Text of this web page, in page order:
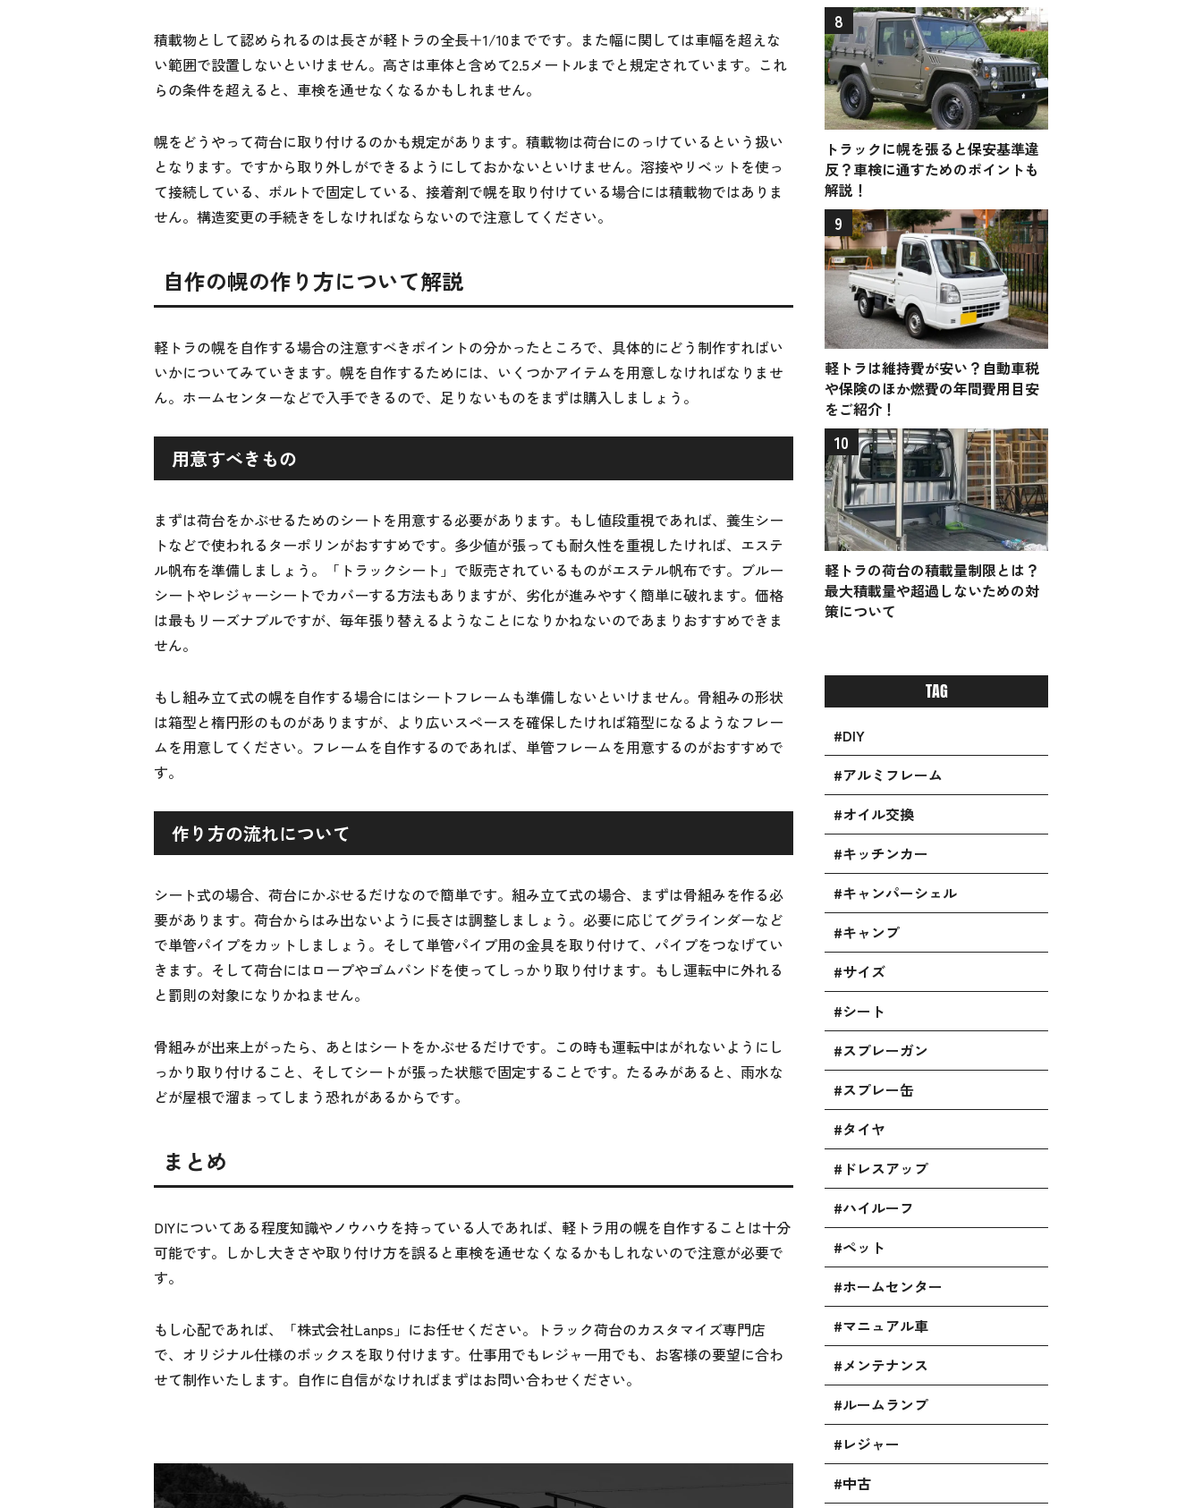
積載物として認められるのは長さが軽トラの全長＋1/10までです。また幅に関しては車幅を超えな
い範囲で設置しないといけません。高さは車体と含めて2.5メートルまでと規定されています。これ
らの条件を超えると、車検を通せなくなるかもしれません。
幌をどうやって荷台に取り付けるのかも規定があります。積載物は荷台にのっけているという扱い
となります。ですから取り外しができるようにしておかないといけません。溶接やリベットを使っ
て接続している、ボルトで固定している、接着剤で幌を取り付けている場合には積載物ではありま
せん。構造変更の手続きをしなければならないので注意してください。
自作の幌の作り方について解説
軽トラの幌を自作する場合の注意すべきポイントの分かったところで、具体的にどう制作すればい
いかについてみていきます。幌を自作するためには、いくつかアイテムを用意しなければなりませ
ん。ホームセンターなどで入手できるので、足りないものをまずは購入しましょう。
用意すべきもの
まずは荷台をかぶせるためのシートを用意する必要があります。もし値段重視であれば、養生シー
トなどで使われるターポリンがおすすめです。多少値が張っても耐久性を重視したければ、エステ
ル帆布を準備しましょう。「トラックシート」で販売されているものがエステル帆布です。ブルー
シートやレジャーシートでカバーする方法もありますが、劣化が進みやすく簡単に破れます。価格
は最もリーズナブルですが、毎年張り替えるようなことになりかねないのであまりおすすめできま
せん。
もし組み立て式の幌を自作する場合にはシートフレームも準備しないといけません。骨組みの形状
は箱型と楕円形のものがありますが、より広いスペースを確保したければ箱型になるようなフレー
ムを用意してください。フレームを自作するのであれば、単管フレームを用意するのがおすすめで
す。
作り方の流れについて
シート式の場合、荷台にかぶせるだけなので簡単です。組み立て式の場合、まずは骨組みを作る必
要があります。荷台からはみ出ないように長さは調整しましょう。必要に応じてグラインダーなど
で単管パイプをカットしましょう。そして単管パイプ用の金具を取り付けて、パイプをつなげてい
きます。そして荷台にはロープやゴムバンドを使ってしっかり取り付けます。もし運転中に外れる
と罰則の対象になりかねません。
骨組みが出来上がったら、あとはシートをかぶせるだけです。この時も運転中はがれないようにし
っかり取り付けること、そしてシートが張った状態で固定することです。たるみがあると、雨水な
どが屋根で溜まってしまう恐れがあるからです。
まとめ
DIYについてある程度知識やノウハウを持っている人であれば、軽トラ用の幌を自作することは十分
可能です。しかし大きさや取り付け方を誤ると車検を通せなくなるかもしれないので注意が必要で
す。
もし心配であれば、「株式会社Lanps」にお任せください。トラック荷台のカスタマイズ専門店
で、オリジナル仕様のボックスを取り付けます。仕事用でもレジャー用でも、お客様の要望に合わ
せて制作いたします。自作に自信がなければまずはお問い合わせください。
8
トラックに幌を張ると保安基準違
反？車検に通すためのポイントも
解説！
9
軽トラは維持費が安い？自動車税
や保険のほか燃費の年間費用目安
をご紹介！
10
軽トラの荷台の積載量制限とは？
最大積載量や超過しないための対
策について
TAG
#DIY
#アルミフレーム
#オイル交換
#キッチンカー
#キャンパーシェル
#キャンプ
#サイズ
#シート
#スプレーガン
#スプレー缶
#タイヤ
#ドレスアップ
#ハイルーフ
#ペット
#ホームセンター
#マニュアル車
#メンテナンス
#ルームランプ
#レジャー
#中古